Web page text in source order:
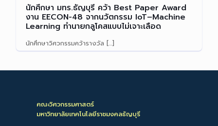
นักศึกษา มทร.ธัญบุรี คว้า Best Paper Award
งาน EECON-48 จากนวัตกรรม IoT–Machine
Learning ทำนายกลูโคสแบบไม่เจาะเลือด
นักศึกษาวิศวกรรมคว้ารางวัล […]
Read more
คณะวิศวกรรมศาสตร์
มหาวิทยาลัยเทคโนโลยีราชมงคลธัญบุรี